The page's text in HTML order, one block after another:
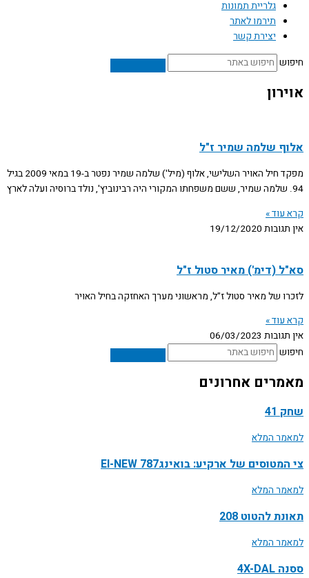
גלריית תמונות
תירמו לאתר
יצירת קשר
חיפוש
אוירון
אלוף שלמה שמיר ז"ל
מפקד חיל האויר השלישי, אלוף (מיל') שלמה שמיר נפטר ב-19 במאי 2009 בגיל
94. שלמה שמיר, ששם משפחתו המקורי היה רבינוביץ', נולד ברוסיה ועלה לארץ
קרא עוד »
אין תגובות 19/12/2020
סא"ל (דימ') מאיר סטול ז"ל
לזכרו של מאיר סטול ז"ל, מראשוני מערך האחזקה בחיל האויר
קרא עוד »
אין תגובות 06/03/2023
חיפוש
מאמרים אחרונים
שחק 41
למאמר המלא
צי המטוסים של ארקיע: בואינג787 EI-NEW
למאמר המלא
תאונת להטוט 208
למאמר המלא
ססנה 4X-DAL